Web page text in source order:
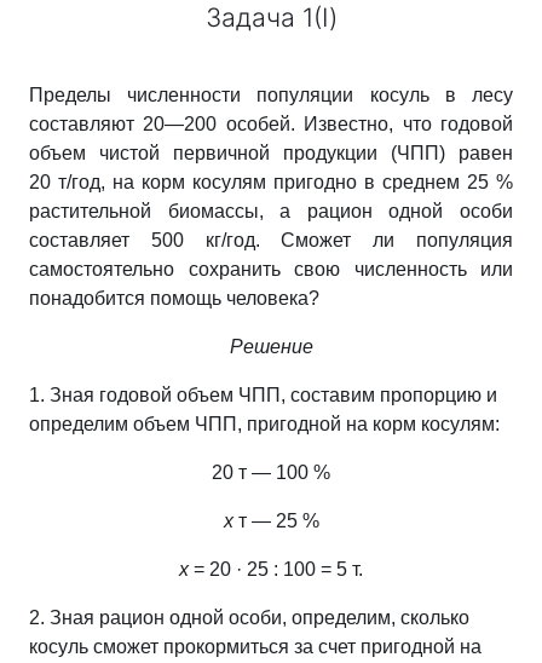
Задача 1(I)
Пределы численности популяции косуль в лесу
составляют 20—200 особей. Известно, что годовой
объем чистой первичной продукции (ЧПП) равен
20 т/год, на корм косулям пригодно в среднем 25 %
растительной биомассы, а рацион одной особи
составляет 500 кг/год. Сможет ли популяция
самостоятельно сохранить свою численность или
понадобится помощь человека?
Решение
1. Зная годовой объем ЧПП, составим пропорцию и
определим объем ЧПП, пригодной на корм косулям:
20 т — 100 %
хт — 25 %
х= 20 · 25 : 100 = 5 т.
2. Зная рацион одной особи, определим, сколько
косуль сможет прокормиться за счет пригодной на